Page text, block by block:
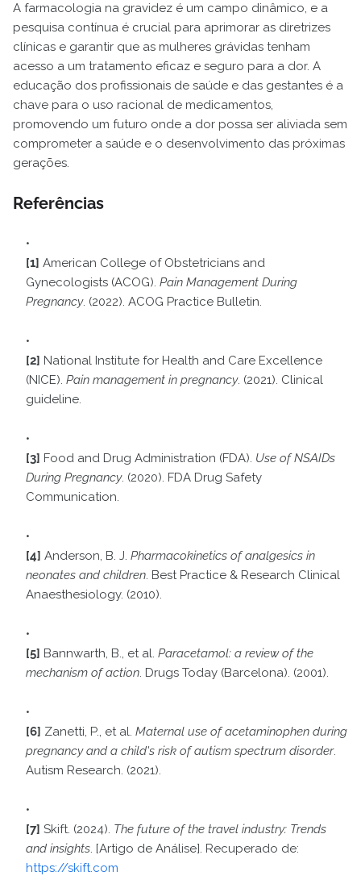
A farmacologia na gravidez é um campo dinâmico, e a
pesquisa contínua é crucial para aprimorar as diretrizes
clínicas e garantir que as mulheres grávidas tenham
acesso a um tratamento eficaz e seguro para a dor. A
educação dos profissionais de saúde e das gestantes é a
chave para o uso racional de medicamentos,
promovendo um futuro onde a dor possa ser aliviada sem
comprometer a saúde e o desenvolvimento das próximas
gerações.
Referências
[1] American College of Obstetricians and
Gynecologists (ACOG). Pain Management During
Pregnancy. (2022). ACOG Practice Bulletin.
[2] National Institute for Health and Care Excellence
(NICE). Pain management in pregnancy. (2021). Clinical
guideline.
[3] Food and Drug Administration (FDA). Use of NSAIDs
During Pregnancy. (2020). FDA Drug Safety
Communication.
[4] Anderson, B. J. Pharmacokinetics of analgesics in
neonates and children. Best Practice & Research Clinical
Anaesthesiology. (2010).
[5] Bannwarth, B., et al. Paracetamol: a review of the
mechanism of action. Drugs Today (Barcelona). (2001).
[6] Zanetti, P., et al. Maternal use of acetaminophen during
pregnancy and a child's risk of autism spectrum disorder.
Autism Research. (2021).
[7] Skift. (2024). The future of the travel industry: Trends
and insights. [Artigo de Análise]. Recuperado de:
https://skift.com